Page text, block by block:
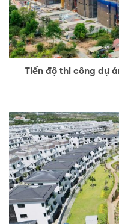
Tiến độ thi công dự